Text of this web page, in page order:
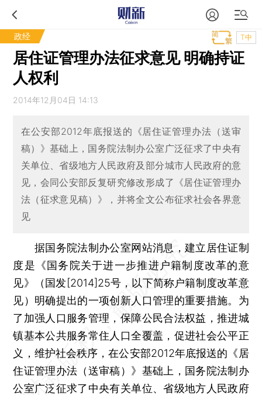
政经 T中
居住证管理办法征求意见 明确持证
人权利
2014年12月04日 14:13
在公安部2012年底报送的《居住证管理办法（送审
稿）》基础上，国务院法制办公室广泛征求了中央有
关单位、省级地方人民政府及部分城市人民政府的意
见，会同公安部反复研究修改形成了《居住证管理办
法（征求意见稿）》，并将全文公布征求社会各界意
见
据国务院法制办公室网站消息，建立居住证制
度是《国务院关于进一步推进户籍制度改革的意
见》（国发[2014]25号，以下简称户籍制度改革意
见）明确提出的一项创新人口管理的重要措施。为
了加强人口服务管理，保障公民合法权益，推进城
镇基本公共服务常住人口全覆盖，促进社会公平正
义，维护社会秩序，在公安部2012年底报送的《居
住证管理办法（送审稿）》基础上，国务院法制办
公室广泛征求了中央有关单位、省级地方人民政府